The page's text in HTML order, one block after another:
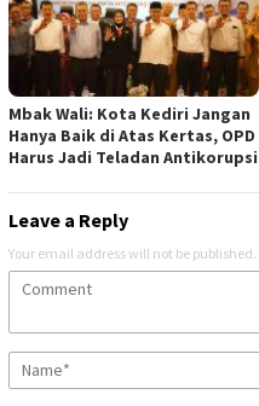
Mbak Wali: Kota Kediri Jangan
Hanya Baik di Atas Kertas, OPD
Harus Jadi Teladan Antikorupsi
Leave a Reply
Your email address will not be published.